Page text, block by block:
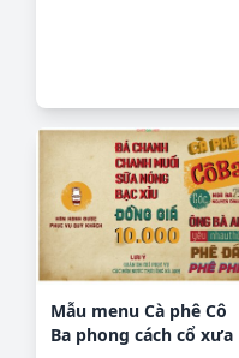
Mẫu menu Cà phê Cô
Ba phong cách cổ xưa